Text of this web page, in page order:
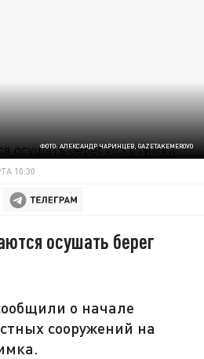
ФОТО: АЛЕКСАНДР ЧАРИНЦЕВ, GAZETAKEMEROVO
10:30
осушать берег
о начале
сооружений на